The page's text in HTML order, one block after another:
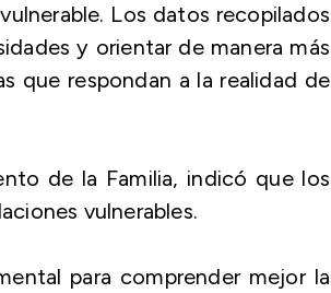
Los datos recopilados
y orientar de manera más
que respondan a la realidad de
de la Familia, indicó que los
vulnerables.
para comprender mejor la